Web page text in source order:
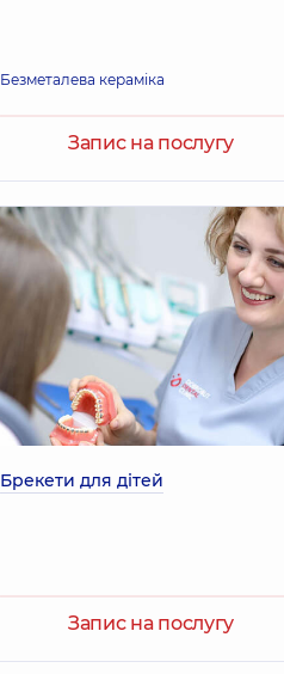
Безметалева кераміка
Запис на послугу
Брекети для дітей
Запис на послугу